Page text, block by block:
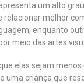
um alto
relacionar melhor
enquanto
meio das artes
elas sejam menos
uma criança que